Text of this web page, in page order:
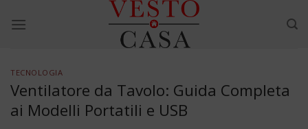
TECNOLOGIA
Ventilatore da Tavolo: Guida Completa
ai Modelli Portatili e USB